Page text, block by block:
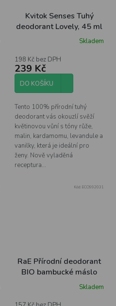
Kvitok Senses Tuhý
deodorant Lovely, 45 ml
Skladem
198 Kč bez DPH
239 Kč
DO KOŠÍKU
Tento 100% přírodní tuhý
deodorant vás okouzlí svěží
květinovou vůní s tóny růže,
malin, kardamomu, levandule a
vanilky, která je ideální pro
ženy. Nově vyladěná
receptura...
RaE Přírodní deodorant
BIO bambucké máslo
bez parfemace, 25ml
Skladem
Kód: ECO992031